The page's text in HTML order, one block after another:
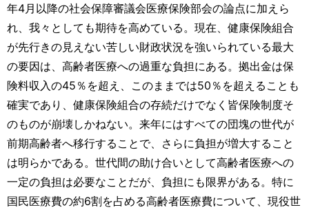
年4月以降の社会保障審議会医療保険部会の論点に加えら
れ、我々としても期待を高めている。現在、健康保険組合
が先行きの見えない苦しい財政状況を強いられている最大
の要因は、高齢者医療への過重な負担にある。拠出金は保
険料収入の45％を超え、このままでは50％を超えることも
確実であり、健康保険組合の存続だけでなく皆保険制度そ
のものが崩壊しかねない。来年にはすべての団塊の世代が
前期高齢者へ移行することで、さらに負担が増大すること
は明らかである。世代間の助け合いとして高齢者医療への
一定の負担は必要なことだが、負担にも限界がある。特に
国民医療費の約6割を占める高齢者医療費について、現役世